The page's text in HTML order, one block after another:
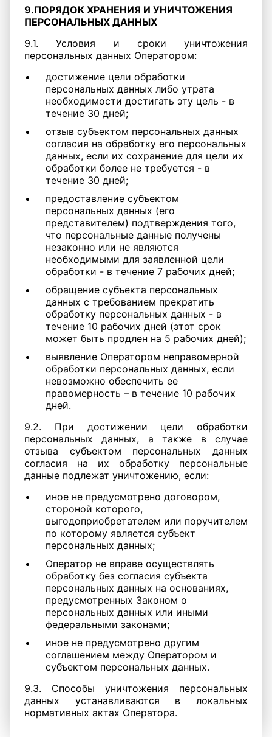
9.ПОРЯДОК ХРАНЕНИЯ И УНИЧТОЖЕНИЯ
ПЕРСОНАЛЬНЫХ ДАННЫХ
9.1. Условия и сроки уничтожения
персональных данных Оператором:
достижение цели обработки
персональных данных либо утрата
необходимости достигать эту цель - в
течение 30 дней;
отзыв субъектом персональных данных
согласия на обработку его персональных
данных, если их сохранение для цели их
обработки более не требуется - в
течение 30 дней;
предоставление субъектом
персональных данных (его
представителем) подтверждения того,
что персональные данные получены
незаконно или не являются
необходимыми для заявленной цели
обработки - в течение 7 рабочих дней;
обращение субъекта персональных
данных с требованием прекратить
обработку персональных данных - в
течение 10 рабочих дней (этот срок
может быть продлен на 5 рабочих дней);
выявление Оператором неправомерной
обработки персональных данных, если
невозможно обеспечить ее
правомерность – в течение 10 рабочих
дней.
9.2. При достижении цели обработки
персональных данных, а также в случае
отзыва субъектом персональных данных
согласия на их обработку персональные
данные подлежат уничтожению, если:
иное не предусмотрено договором,
стороной которого,
выгодоприобретателем или поручителем
по которому является субъект
персональных данных;
Оператор не вправе осуществлять
обработку без согласия субъекта
персональных данных на основаниях,
предусмотренных Законом о
персональных данных или иными
федеральными законами;
иное не предусмотрено другим
соглашением между Оператором и
субъектом персональных данных.
9.3. Способы уничтожения персональных
данных устанавливаются в локальных
нормативных актах Оператора.